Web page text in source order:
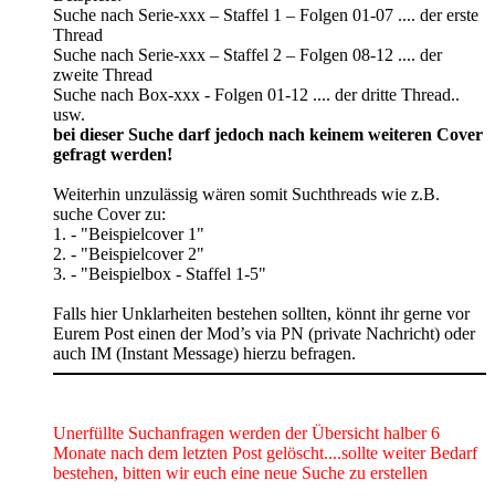
Suche nach Serie-xxx – Staffel 1 – Folgen 01-07 .... der erste
Thread
Suche nach Serie-xxx – Staffel 2 – Folgen 08-12 .... der
zweite Thread
Suche nach Box-xxx - Folgen 01-12 .... der dritte Thread..
usw.
bei dieser Suche darf jedoch nach keinem weiteren Cover
gefragt werden!
Weiterhin unzulässig wären somit Suchthreads wie z.B.
suche Cover zu:
1. - "Beispielcover 1"
2. - "Beispielcover 2"
3. - "Beispielbox - Staffel 1-5"
Falls hier Unklarheiten bestehen sollten, könnt ihr gerne vor
Eurem Post einen der Mod’s via PN (private Nachricht) oder
auch IM (Instant Message) hierzu befragen.
Unerfüllte Suchanfragen werden der Übersicht halber 6
Monate nach dem letzten Post gelöscht....sollte weiter Bedarf
bestehen, bitten wir euch eine neue Suche zu erstellen